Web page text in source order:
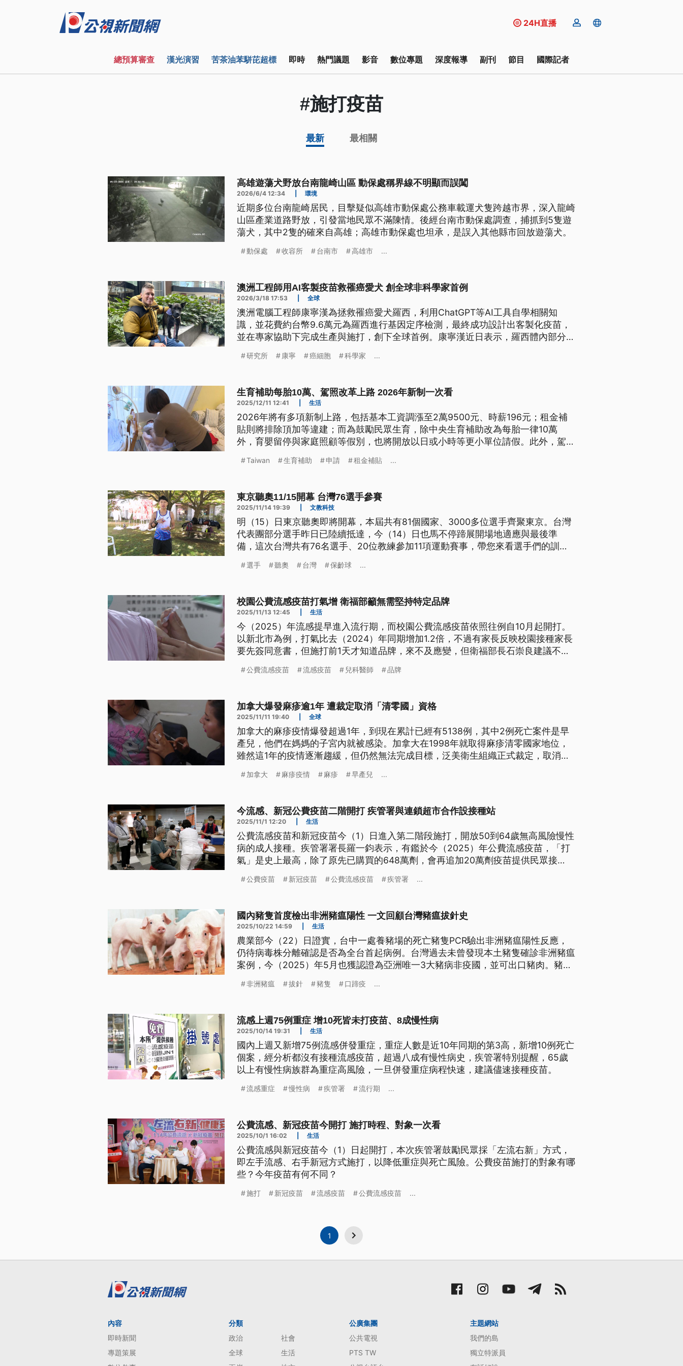
24H直播
總預算審查 漢光演習 苦茶油苯駢芘超標 即時 熱門議題 影音 數位專題 深度報導 副刊 節目 國際記者
#施打疫苗
最新 最相關
高雄遊蕩犬野放台南龍崎山區 動保處稱界線不明顯而誤闖
2026/6/4 12:34 環境
近期多位台南龍崎居民，目擊疑似高雄市動保處公務車載運犬隻跨越市界，深入龍崎
山區產業道路野放，引發當地民眾不滿陳情。後經台南市動保處調查，捕抓到5隻遊
蕩犬，其中2隻的確來自高雄；高雄市動保處也坦承，是誤入其他縣市回放遊蕩犬。
動保處 收容所 台南市 高雄市 ...
澳洲工程師用AI客製疫苗救罹癌愛犬 創全球非科學家首例
2026/3/18 17:53 全球
澳洲電腦工程師康寧漢為拯救罹癌愛犬羅西，利用ChatGPT等AI工具自學相關知
識，並花費約台幣9.6萬元為羅西進行基因定序檢測，最終成功設計出客製化疫苗，
並在專家協助下完成生產與施打，創下全球首例。康寧漢近日表示，羅西體內部分癌
研究所 康寧 癌細胞 科學家 ...
生育補助每胎10萬、駕照改革上路 2026年新制一次看
2025/12/11 12:41 生活
2026年將有多項新制上路，包括基本工資調漲至2萬9500元、時薪196元；租金補
貼則將排除頂加等違建；而為鼓勵民眾生育，除中央生育補助改為每胎一律10萬
外，育嬰留停與家庭照顧等假別，也將開放以日或小時等更小單位請假。此外，駕照
Taiwan 生育補助 申請 租金補貼 ...
東京聽奧11/15開幕 台灣76選手參賽
2025/11/14 19:39 文教科技
明（15）日東京聽奧即將開幕，本屆共有81個國家、3000多位選手齊聚東京。台灣
代表團部分選手昨日已陸續抵達，今（14）日也馬不停蹄展開場地適應與最後準
備，這次台灣共有76名選手、20位教練參加11項運動賽事，帶您來看選手們的訓練
選手 聽奧 台灣 保齡球 ...
校園公費流感疫苗打氣增 衛福部籲無需堅持特定品牌
2025/11/13 12:45 生活
今（2025）年流感提早進入流行期，而校園公費流感疫苗依照往例自10月起開打。
以新北市為例，打氣比去（2024）年同期增加1.2倍，不過有家長反映校園接種家長
要先簽同意書，但施打前1天才知道品牌，來不及應變，但衛福部長石崇良建議不需
公費流感疫苗 流感疫苗 兒科醫師 品牌
加拿大爆發麻疹逾1年 遭裁定取消「清零國」資格
2025/11/11 19:40 全球
加拿大的麻疹疫情爆發超過1年，到現在累計已經有5138例，其中2例死亡案件是早
產兒，他們在媽媽的子宮內就被感染。加拿大在1998年就取得麻疹清零國家地位，
雖然這1年的疫情逐漸趨緩，但仍然無法完成目標，泛美衛生組織正式裁定，取消加
加拿大 麻疹疫情 麻疹 早產兒 ...
今流感、新冠公費疫苗二階開打 疾管署與連鎖超市合作設接種站
2025/11/1 12:20 生活
公費流感疫苗和新冠疫苗今（1）日進入第二階段施打，開放50到64歲無高風險慢性
病的成人接種。疾管署署長羅一鈞表示，有鑑於今（2025）年公費流感疫苗，「打
氣」是史上最高，除了原先已購買的648萬劑，會再追加20萬劑疫苗提供民眾接
公費疫苗 新冠疫苗 公費流感疫苗 疾管署 ...
國內豬隻首度檢出非洲豬瘟陽性 一文回顧台灣豬瘟拔針史
2025/10/22 14:59 生活
農業部今（22）日證實，台中一處養豬場的死亡豬隻PCR驗出非洲豬瘟陽性反應，
仍待病毒株分離確認是否為全台首起病例。台灣過去未曾發現本土豬隻確診非洲豬瘟
案例，今（2025）年5月也獲認證為亞洲唯一3大豬病非疫國，並可出口豬肉。豬隻
非洲豬瘟 拔針 豬隻 口蹄疫 ...
流感上週75例重症 增10死皆未打疫苗、8成慢性病
2025/10/14 19:31 生活
國內上週又新增75例流感併發重症，重症人數是近10年同期的第3高，新增10例死亡
個案，經分析都沒有接種流感疫苗，超過八成有慢性病史，疾管署特別提醒，65歲
以上有慢性病族群為重症高風險，一旦併發重症病程快速，建議儘速接種疫苗。
流感重症 慢性病 疾管署 流行期 ...
公費流感、新冠疫苗今開打 施打時程、對象一次看
2025/10/1 16:02 生活
公費流感與新冠疫苗今（1）日起開打，本次疾管署鼓勵民眾採「左流右新」方式，
即左手流感、右手新冠方式施打，以降低重症與死亡風險。公費疫苗施打的對象有哪
些？今年疫苗有何不同？
施打 新冠疫苗 流感疫苗 公費流感疫苗 ...
1
內容
即時新聞
專題策展
分類
政治
社會
全球
生活
公廣集團
公共電視
PTS TW
主題網站
我們的島
獨立特派員